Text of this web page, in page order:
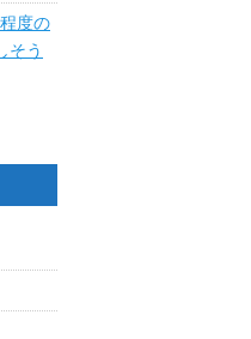
度の
そう